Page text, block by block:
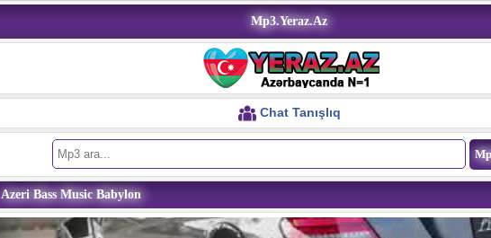
Mp3.Yeraz.Az
Chat Tanışlıq
Azeri Bass Music Babylon